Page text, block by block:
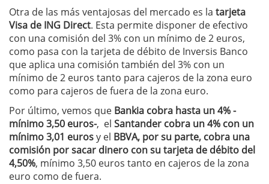
Otra de las más ventajosas del mercado es la tarjeta
Visa de ING Direct. Esta permite disponer de efectivo
con una comisión del 3% con un mínimo de 2 euros,
como pasa con la tarjeta de débito de Inversis Banco
que aplica una comisión también del 3% con un
mínimo de 2 euros tanto para cajeros de la zona euro
como para cajeros de fuera de la zona euro.
Por último, vemos que Bankia cobra hasta un 4% -
mínimo 3,50 euros-, el Santander cobra un 4% con un
mínimo 3,01 eurosy el BBVA, por su parte, cobra una
comisión por sacar dinero con su tarjeta de débito del
4,50%, mínimo 3,50 euros tanto en cajeros de la zona
euro como de fuera.